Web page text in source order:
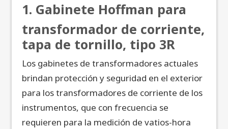
1. Gabinete Hoffman para
transformador de corriente,
tapa de tornillo, tipo 3R
Los gabinetes de transformadores actuales
brindan protección y seguridad en el exterior
para los transformadores de corriente de los
instrumentos, que con frecuencia se
requieren para la medición de vatios-hora